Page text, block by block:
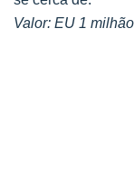
Valor: EU 1